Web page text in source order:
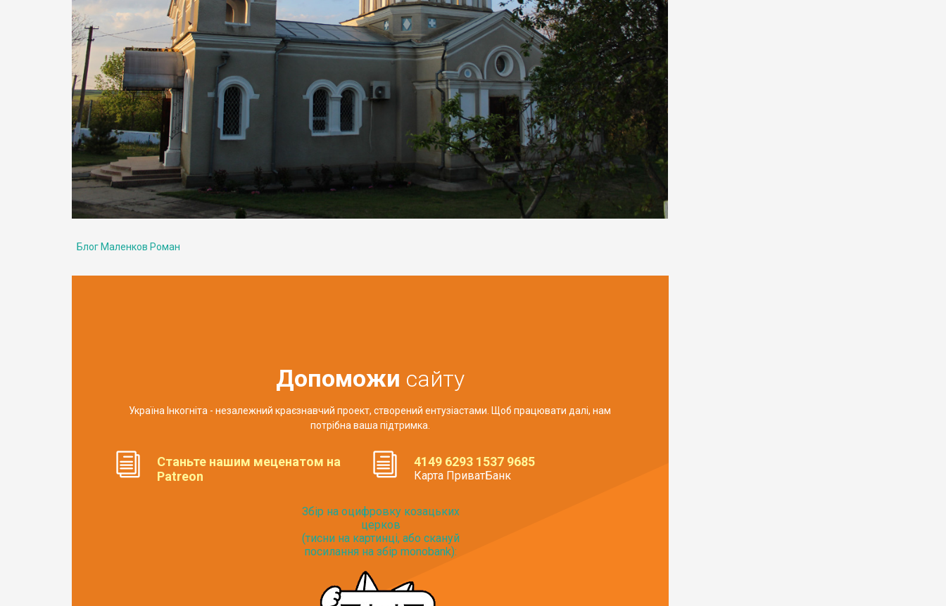
Блог Маленков Роман
Допоможи сайту
Україна Інкогніта - незалежний краєзнавчий проект, створений ентузіастами. Щоб працювати далі, нам
потрібна ваша підтримка.
Станьте нашим меценатом на
Patreon
4149 6293 1537 9685
Карта ПриватБанк
Збір на оцифровку козацьких
церков
(тисни на картинці, або скануй
посилання на збір monobank):